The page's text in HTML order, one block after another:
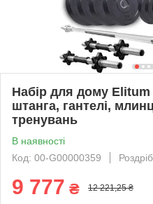
Набір для дому Elitum
штанга, гантелі,
тренувань
В наявності
Код: 00-G00000359
Роздріб
9 777 ₴ 12 221,25 ₴